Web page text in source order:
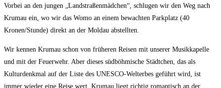
Vorbei an den jungen „Landstraßenmädchen“, schlugen wir den Weg nach
Krumau ein, wo wir das Womo an einem bewachten Parkplatz (40
Kronen/Stunde) direkt an der Moldau abstellten.
Wir kennen Krumau schon von früheren Reisen mit unserer Musikkapelle
und mit der Feuerwehr. Aber dieses südböhmische Städtchen, das als
Kulturdenkmal auf der Liste des UNESCO-Welterbes geführt wird, ist
immer wieder eine Reise wert. Krumau liegt richtig romantisch an der